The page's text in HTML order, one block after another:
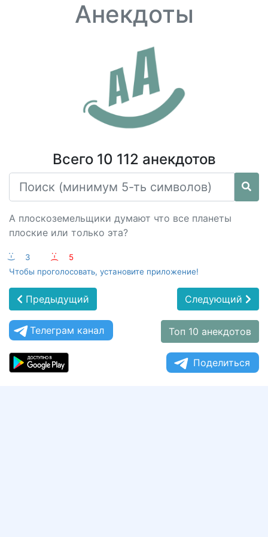
Анекдоты
Всего 10 112 анекдотов
А плоскоземельщики думают что все планеты
плоские или только эта?
:-) 3 :-(
5
Чтобы проголосовать, установите приложение!
Предыдущий Следующий
Телеграм канал Топ 10 анекдотов
Поделиться